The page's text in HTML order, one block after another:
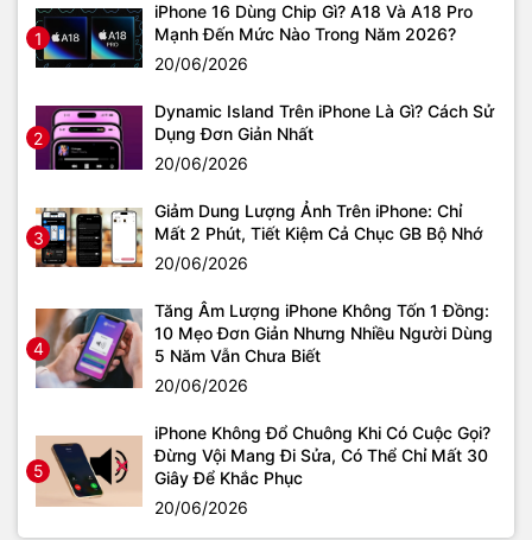
1
iPhone 16 Dùng Chip Gì? A18 Và A18 Pro
Mạnh Đến Mức Nào Trong Năm 2026?
20/06/2026
2
Dynamic Island Trên iPhone Là Gì? Cách Sử
Dụng Đơn Giản Nhất
20/06/2026
3
Giảm Dung Lượng Ảnh Trên iPhone: Chỉ
Mất 2 Phút, Tiết Kiệm Cả Chục GB Bộ Nhớ
20/06/2026
4
Tăng Âm Lượng iPhone Không Tốn 1 Đồng:
10 Mẹo Đơn Giản Nhưng Nhiều Người Dùng
5 Năm Vẫn Chưa Biết
20/06/2026
5
iPhone Không Đổ Chuông Khi Có Cuộc Gọi?
Đừng Vội Mang Đi Sửa, Có Thể Chỉ Mất 30
Giây Để Khắc Phục
20/06/2026